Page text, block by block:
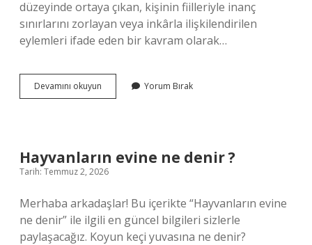
düzeyinde ortaya çıkan, kişinin fiilleriyle inanç
sınırlarını zorlayan veya inkârla ilişkilendirilen
eylemleri ifade eden bir kavram olarak…
Devamını okuyun
ne
Yorum Bırak
Hayvanların evine ne denir ?
Tarih: Temmuz 2, 2026
Merhaba arkadaşlar! Bu içerikte “Hayvanların evine
ne denir” ile ilgili en güncel bilgileri sizlerle
paylaşacağız. Koyun keçi yuvasına ne denir?